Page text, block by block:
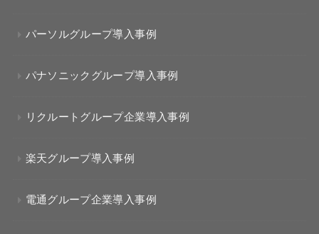
パーソルグループ導入事例
パナソニックグループ導入事例
リクルートグループ企業導入事例
楽天グループ導入事例
電通グループ企業導入事例